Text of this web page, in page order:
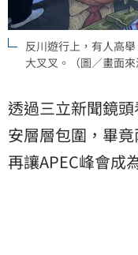
反川遊行上，有人高
大叉叉。（圖／畫面來
透過三立新聞鏡
安層層包圍，畢
再讓APEC峰會成